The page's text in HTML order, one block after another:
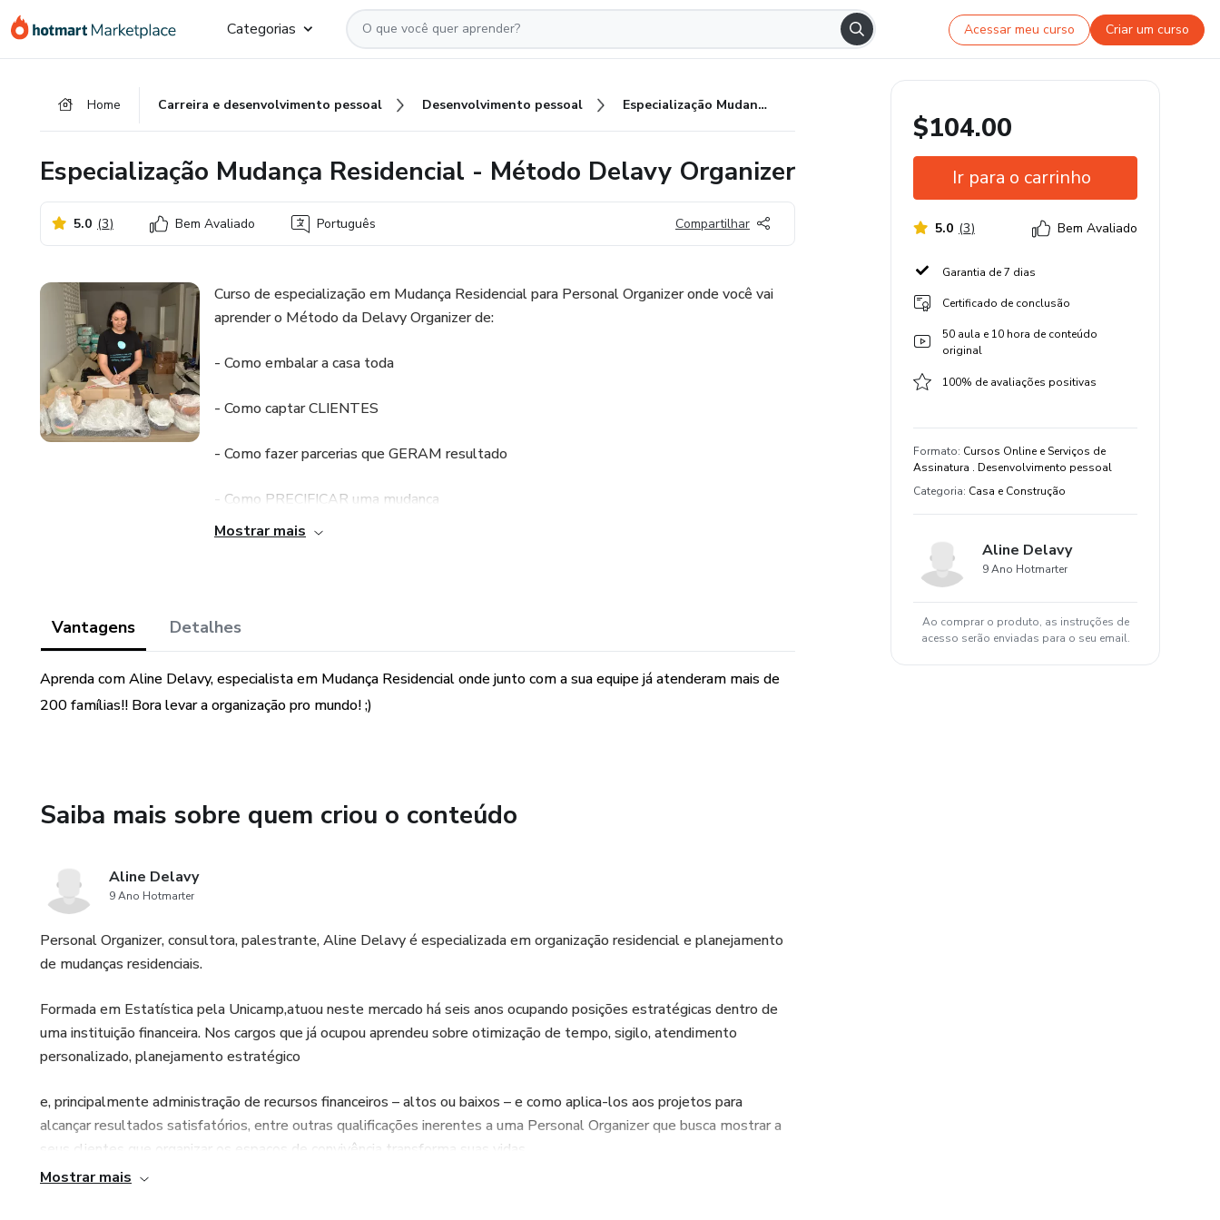
para
para
para
Categorias Acessar meu curso Criar um curso
Home Carreira e desenvolvimento pessoal Desenvolvimento pessoal Especialização Mudança Residencial - Método Delavy Organizer
Especialização Mudança Residencial - Método Delavy Organizer
5.0 (3) Bem Avaliado Português Compartilhar
Curso de especialização em Mudança Residencial para Personal Organizer onde você vai
aprender o Método da Delavy Organizer de:
- Como embalar a casa toda
- Como captar CLIENTES
- Como fazer parcerias que GERAM resultado
- Como PRECIFICAR uma mudança
- Dicas de FORNECEDORES de materiais
Mostrar mais
Vantagens Detalhes
Aprenda com Aline Delavy, especialista em Mudança Residencial onde junto com a sua equipe já atenderam mais de
200 famílias!! Bora levar a organização pro mundo! ;)
Saiba mais sobre quem criou o conteúdo
Aline Delavy
9 Ano Hotmarter
Personal Organizer, consultora, palestrante, Aline Delavy é especializada em organização residencial e planejamento
de mudanças residenciais.
Formada em Estatística pela Unicamp,atuou neste mercado há seis anos ocupando posições estratégicas dentro de
uma instituição financeira. Nos cargos que já ocupou aprendeu sobre otimização de tempo, sigilo, atendimento
personalizado, planejamento estratégico
e, principalmente administração de recursos financeiros – altos ou baixos – e como aplica-los aos projetos para
alcançar resultados satisfatórios, entre outras qualificações inerentes a uma Personal Organizer que busca mostrar a
seus clientes que organizar os espaços de convivência transforma suas vidas.
Mostrar mais
$104.00
Ir para o carrinho
5.0 (3) Bem Avaliado
Garantia de 7 dias
Certificado de conclusão
50 aula e 10 hora de conteúdo
original
100% de avaliações positivas
Formato: Cursos Online e Serviços de
Assinatura . Desenvolvimento pessoal
Categoria: Casa e Construção
Aline Delavy
9 Ano Hotmarter
Ao comprar o produto, as instruções de
acesso serão enviadas para o seu email.